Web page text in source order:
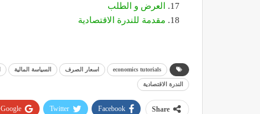
العرض و الطلب
مقدمة للندرة الاقتصادية
economics tutorials اسعار الصرف السياسة المالية
الندرة الاقتصادية
Share
Facebook
Twitter
Google+